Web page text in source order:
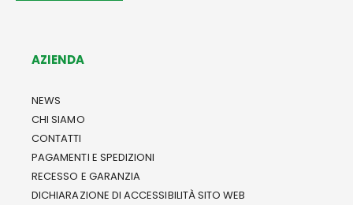
AZIENDA
NEWS
CHI SIAMO
CONTATTI
PAGAMENTI E SPEDIZIONI
RECESSO E GARANZIA
DICHIARAZIONE DI ACCESSIBILITÀ SITO WEB